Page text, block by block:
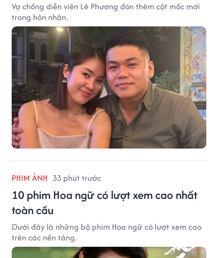
Vợ chồng diễn viên Lê Phương đón thêm cột mốc mới
trong hôn nhân.
PHIM ẢNH 33 phút trước
10 phim Hoa ngữ có lượt xem cao nhất
toàn cầu
Dưới đây là những bộ phim Hoa ngữ có lượt xem cao
trên các nền tảng.